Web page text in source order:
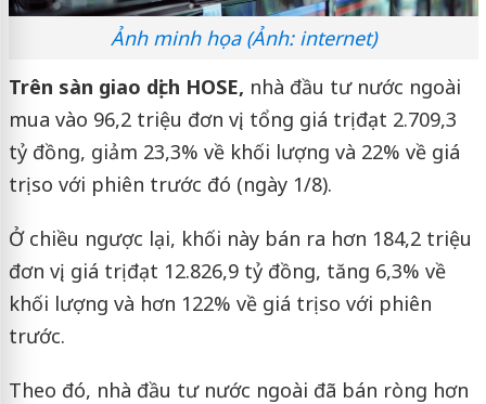
Ảnh minh họa (Ảnh: internet)
Trên sàn giao dịch HOSE, nhà đầu tư nước ngoài
mua vào 96,2 triệu đơn vị, tổng giá trị đạt 2.709,3
tỷ đồng, giảm 23,3% về khối lượng và 22% về giá
trị so với phiên trước đó (ngày 1/8).
Ở chiều ngược lại, khối này bán ra hơn 184,2 triệu
đơn vị, giá trị đạt 12.826,9 tỷ đồng, tăng 6,3% về
khối lượng và hơn 122% về giá trị so với phiên
trước.
Theo đó, nhà đầu tư nước ngoài đã bán ròng hơn